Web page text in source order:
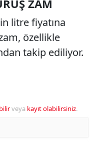
ZAM
litre fiyatına
özellikle
takip ediliyor.
veya kayıt olabilirsiniz.